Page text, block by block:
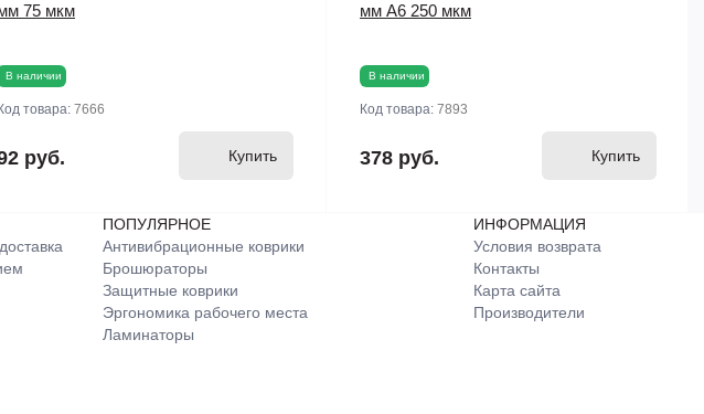
75 мкм
В наличии
Код товара: 7666
руб. Купить
мм А6 250 мкм
В наличии
Код товара: 7893
378 руб. Купить
ПОПУЛЯРНОЕ
Антивибрационные коврики
Брошюраторы
Защитные коврики
Эргономика рабочего места
Ламинаторы
ИНФОРМАЦИЯ
Условия возврата
Контакты
Карта сайта
Производители